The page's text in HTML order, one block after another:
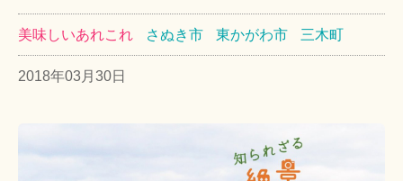
美味しいあれこれ さぬき市 東かがわ市 三木町
2018年03月30日